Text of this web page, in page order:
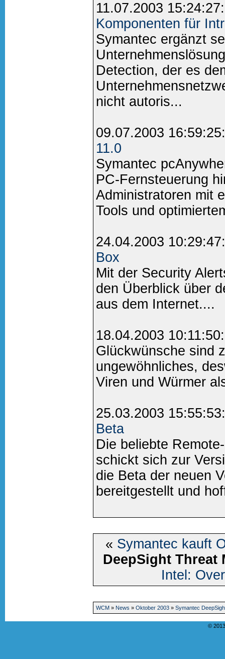
11.07.2003
Komponenten für
Symantec ergänzt
Detection, der es
nicht autoris...
09.07.2003
11.0
Symantec
PC-Fernsteuerung
Administratoren mit
Tools und
24.04.2003
Box
Mit der Security
den Überblick über
aus dem Internet....
18.04.2003
Glückwünsche sind
ungewöhnliches,
Viren und Würmer
25.03.2003
Beta
Die beliebte
schickt sich zur
die Beta der neuen
bereitgestellt und
« Symantec kauft
DeepSight Threat
Intel:
WCM » News » Oktober 2003» Symantec
©